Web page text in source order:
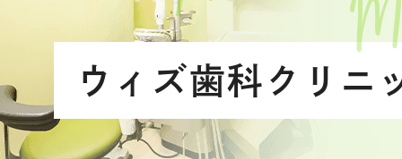
ウィズ歯科クリニ